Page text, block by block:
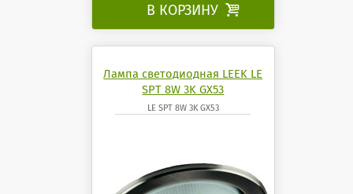
В КОРЗИНУ 
Лампа светодиодная LEEK LE
SPT 8W 3K GX53
LE SPT 8W 3K GX53